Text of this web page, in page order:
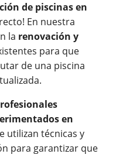
de piscinas en
En nuestra
la renovación y
para que
de una piscina
en
utilizan técnicas y
para garantizar que